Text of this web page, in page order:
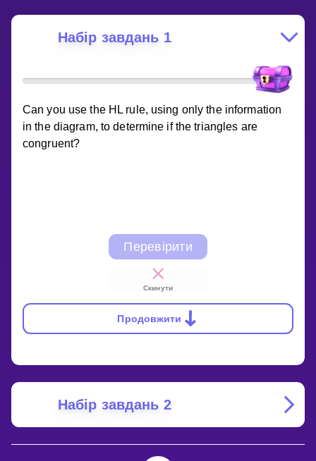
Набір завдань 1
Can you use the HL rule, using only the information
in the diagram, to determine if the triangles are
congruent?
Перевірити
Скинути
Продовжити
Набір завдань 2